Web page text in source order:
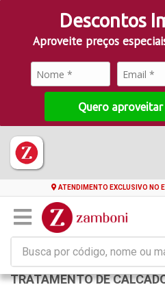
Descontos
Aproveite preços
Quero
ATENDIMENTO EXCLUSIVO NO
TRATAMENTO DE